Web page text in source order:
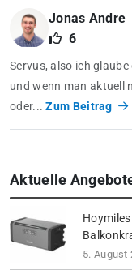
Jonas Andre
6
Servus, also ich
und wenn man aktuell
oder...Zum Beitrag
Aktuelle
5. August